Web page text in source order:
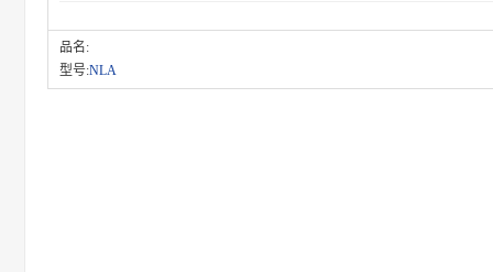
品名:
型号:NLA